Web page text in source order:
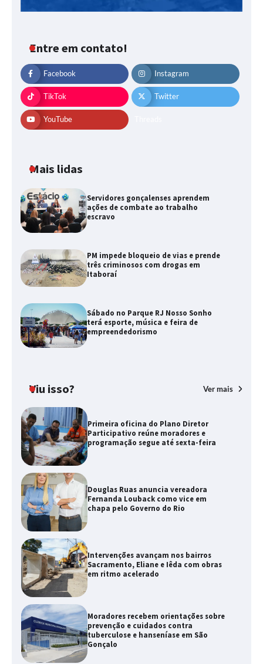
Entre em contato!
Facebook Instagram
TikTok Twitter
YouTube
Mais lidas
Servidores gonçalenses aprendem
ações de combate ao trabalho
escravo
PM impede bloqueio de vias e prende
três criminosos com drogas em
Itaboraí
Sábado no Parque RJ Nosso Sonho
terá esporte, música e feira de
empreendedorismo
Viu isso? Ver mais
Primeira oficina do Plano Diretor
Participativo reúne moradores e
programação segue até sexta-feira
Douglas Ruas anuncia vereadora
Fernanda Louback como vice em
chapa pelo Governo do Rio
Intervenções avançam nos bairros
Sacramento, Eliane e Iêda com obras
em ritmo acelerado
Moradores recebem orientações sobre
prevenção e cuidados contra
tuberculose e hanseníase em São
Gonçalo